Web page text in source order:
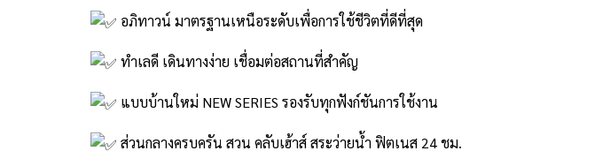
อภิทาวน์ มาตรฐานเหนือระดับเพื่อการใช้ชีวิตที่ดีที่สุด
ทำเลดี เดินทางง่าย เชื่อมต่อสถานที่สำคัญ
แบบบ้านใหม่ NEW SERIES รองรับทุกฟังก์ชันการใช้งาน
ส่วนกลางครบครัน สวน คลับเฮ้าส์ สระว่ายน้ำ ฟิตเนส 24 ชม.